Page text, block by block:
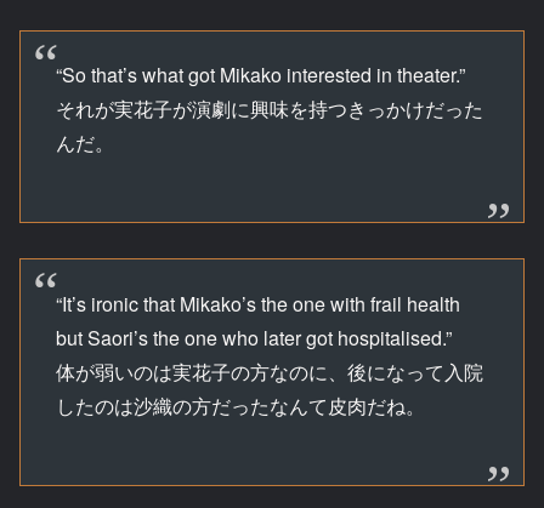
“So that’s what got Mikako interested in theater.”
それが実花子が演劇に興味を持つきっかけだった
んだ。
“It’s ironic that Mikako’s the one with frail health
but Saori’s the one who later got hospitalised.”
体が弱いのは実花子の方なのに、後になって入院
したのは沙織の方だったなんて皮肉だね。